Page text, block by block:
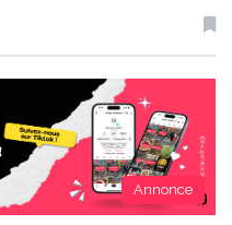
Annonce